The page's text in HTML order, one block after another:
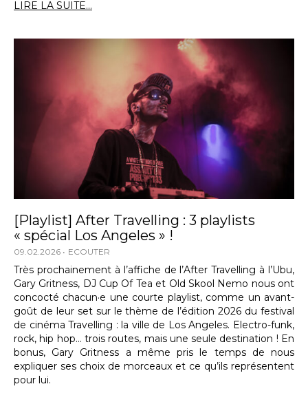
LIRE LA SUITE...
[Playlist] After Travelling : 3 playlists
« spécial Los Angeles » !
09.02.2026 ECOUTER
Très prochainement à l’affiche de l’After Travelling à l’Ubu,
Gary Gritness, DJ Cup Of Tea et Old Skool Nemo nous ont
concocté chacun·e une courte playlist, comme un avant-
goût de leur set sur le thème de l’édition 2026 du festival
de cinéma Travelling : la ville de Los Angeles. Electro-funk,
rock, hip hop… trois routes, mais une seule destination ! En
bonus, Gary Gritness a même pris le temps de nous
expliquer ses choix de morceaux et ce qu’ils représentent
pour lui.